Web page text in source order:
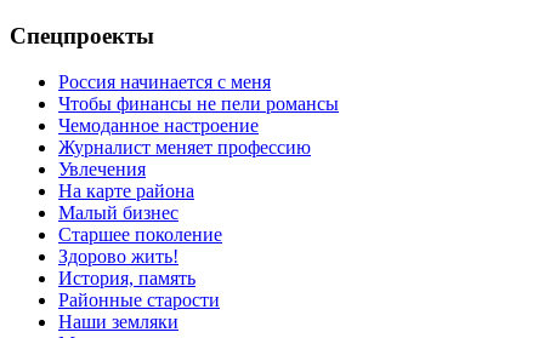
Спецпроекты
Россия начинается с меня
Чтобы финансы не пели романсы
Чемоданное настроение
Журналист меняет профессию
Увлечения
На карте района
Малый бизнес
Старшее поколение
Здорово жить!
История, память
Районные старости
Наши земляки